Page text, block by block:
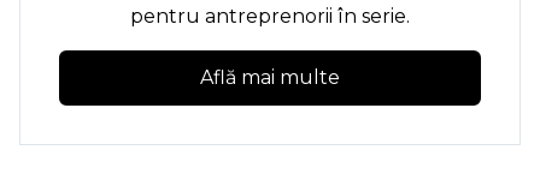
pentru antreprenorii în serie.
Află mai multe